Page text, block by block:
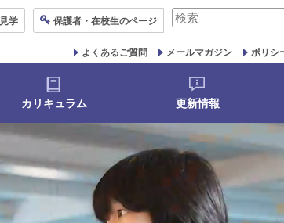
見学 保護者 ・在校生のページ
検
対
象:
よくあるご質問 メールマガジン ポリシ
カリキュラム 更新情報